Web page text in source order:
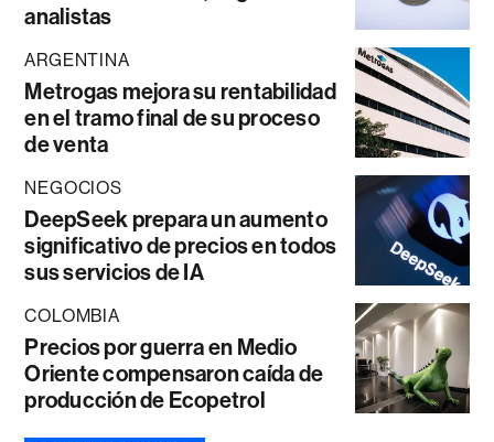
analistas
ARGENTINA
Metrogas mejora su rentabilidad
en el tramo final de su proceso
de venta
NEGOCIOS
DeepSeek prepara un aumento
significativo de precios en todos
sus servicios de IA
COLOMBIA
Precios por guerra en Medio
Oriente compensaron caída de
producción de Ecopetrol